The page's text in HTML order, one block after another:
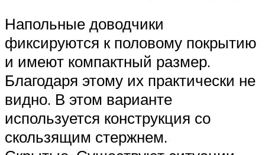
Напольные доводчики
фиксируются к половому покрытию
и имеют компактный размер.
Благодаря этому их практически не
видно. В этом варианте
используется конструкция со
скользящим стержнем.